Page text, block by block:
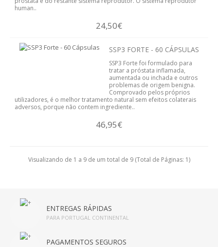
PRISÃO DE VENTRE
SUBSTITUTO DE REFEIÇÕES
PLANOS DE EMAGRECIMENTO
HIGIENE PESSOAL E COSMÉTICA
CABELOS
human..
24,50€
SSP3 FORTE - 60 CÁPSULAS
SSP3 Forte foi formulado para
tratar a próstata inflamada,
aumentada ou inchada e outros
problemas de origem benigna.
Comprovado pelos próprios
utilizadores, é o melhor tratamento natural sem efeitos colaterais
adversos, porque não contem ingrediente..
46,95€
Visualizando de 1 a 9 de um total de 9 (Total de Páginas: 1)
ENTREGAS RÁPIDAS
PARA PORTUGAL CONTINENTAL
PAGAMENTOS SEGUROS